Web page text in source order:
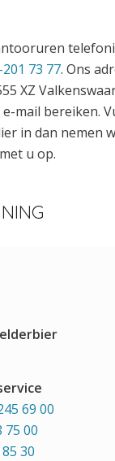
73 77. Ons
XZ
mail bereiken.
in dan nemen
u op.
69 00
75 00
30